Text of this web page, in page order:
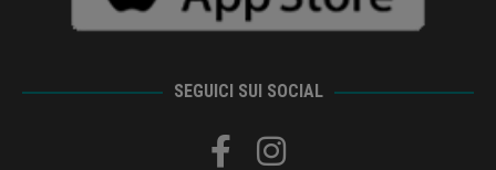
SEGUICI SUI SOCIAL